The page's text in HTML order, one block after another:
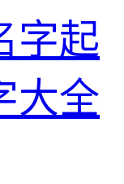
字起
大全